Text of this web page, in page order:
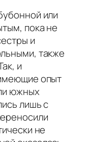
или
пока не
и
также
и
опыт
южных
лишь с
не